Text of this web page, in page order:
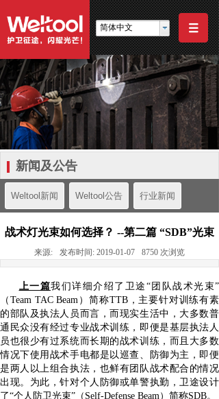
简体中文
新闻及公告
Weltool新闻 Weltool公告 行业新闻
战术灯光束如何选择？ --第二篇 “SDB”光束
来源: 发布时间: 2019-01-07 8750 次浏览
上一篇我们详细介绍了卫途“团队战术光束”
（Team TAC Beam）简称TTB，主要针对训练有素
的部队及执法人员而言，而现实生活中，大多数普
通民众没有经过专业战术训练，即便是基层执法人
员也很少有过系统而长期的战术训练，而且大多数
情况下使用战术手电都是以巡查、防御为主，即便
是两人以上组合执法，也鲜有团队战术配合的情况
出现。为此，针对个人防御或单警执勤，卫途设计
了“个人防卫光束”（Self-Defense Beam）简称SDB。